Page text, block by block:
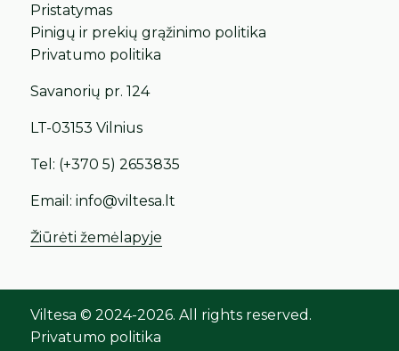
Pristatymas
Pinigų ir prekių grąžinimo politika
Privatumo politika
Savanorių pr. 124
LT-03153 Vilnius
Tel: (+370 5) 2653835
Email:info@viltesa.lt
Žiūrėti žemėlapyje
Viltesa © 2024-2026. All rights reserved.
Privatumo politika